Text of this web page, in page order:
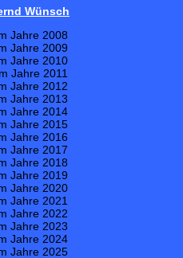
Wünsch
Jahre 2008
Jahre 2009
Jahre 2010
Jahre 2011
Jahre 2012
Jahre 2013
Jahre 2014
Jahre 2015
Jahre 2016
Jahre 2017
Jahre 2018
Jahre 2019
Jahre 2020
Jahre 2021
Jahre 2022
Jahre 2023
Jahre 2024
Jahre 2025